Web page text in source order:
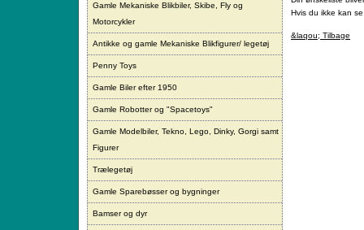
Gamle Mekaniske Blikbiler, Skibe, Fly og
Motorcykler
Antikke og gamle Mekaniske Blikfigurer/ legetøj
Penny Toys
Gamle Biler efter 1950
Gamle Robotter og "Spacetoys"
Gamle Modelbiler, Tekno, Lego, Dinky, Gorgi samt
Figurer
Trælegetøj
Gamle Sparebøsser og bygninger
Bamser og dyr
Hvis du ikke kan
&laqou; Tilbage